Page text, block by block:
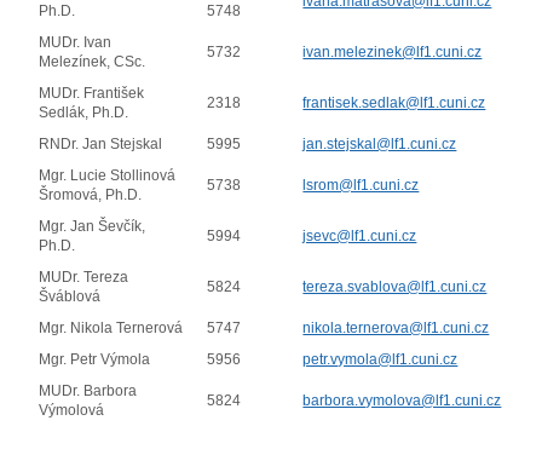
Ph.D.
5748
MUDr. Ivan
Melezínek, CSc.
5732 ivan.melezinek@lf1.cuni.cz
MUDr. František
Sedlák, Ph.D.
2318 frantisek.sedlak@lf1.cuni.cz
RNDr. Jan Stejskal 5995
jan.stejskal@lf1.cuni.cz
Mgr. Lucie Stollinová
Šromová, Ph.D.
5738 lsrom@lf1.cuni.cz
Mgr. Jan Ševčík,
Ph.D.
5994 jsevc@lf1.cuni.cz
MUDr. Tereza
Šváblová
5824 tereza.svablova@lf1.cuni.cz
Mgr. Nikola Ternerová 5747
nikola.ternerova@lf1.cuni.cz
Mgr. Petr Výmola
5956
petr.vymola@lf1.cuni.cz
MUDr. Barbora
Výmolová
5824 barbora.vymolova@lf1.cuni.cz